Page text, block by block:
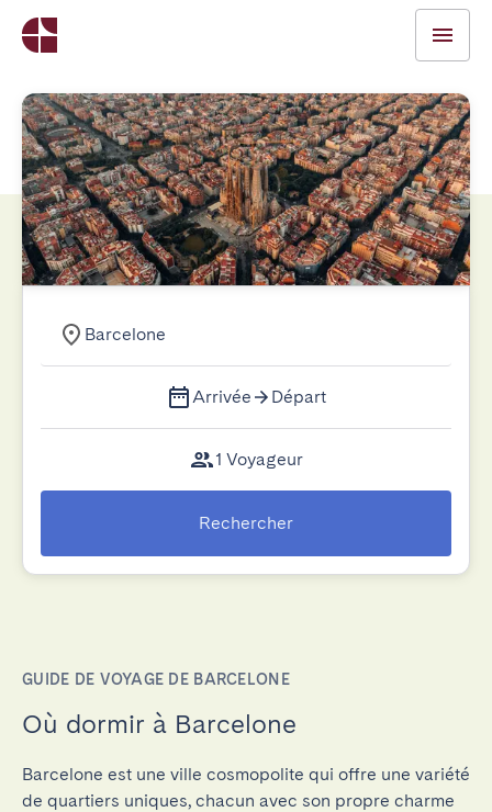
Barcelone
Arrivée Départ
1 Voyageur
Rechercher
GUIDE DE VOYAGE DE BARCELONE
Où dormir à Barcelone
Barcelone est une ville cosmopolite qui offre une variété
de quartiers uniques, chacun avec son propre charme